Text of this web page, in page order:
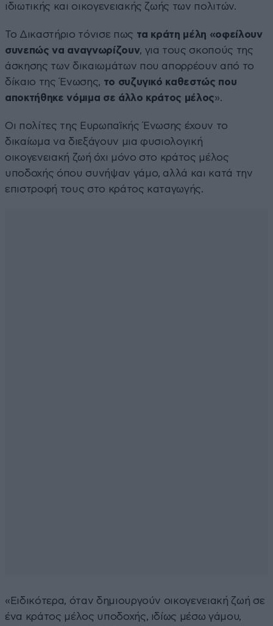
ιδιωτικής και οικογενειακής ζωής των πολιτών.
Το Δικαστήριο τόνισε πως τα κράτη μέλη «οφείλουν
συνεπώς να αναγνωρίζουν, για τους σκοπούς της
άσκησης των δικαιωμάτων που απορρέουν από το
δίκαιο της Ένωσης, το συζυγικό καθεστώς που
αποκτήθηκε νόμιμα σε άλλο κράτος μέλος».
Οι πολίτες της Ευρωπαϊκής Ένωσης έχουν το
δικαίωμα να διεξάγουν μια φυσιολογική
οικογενειακή ζωή όχι μόνο στο κράτος μέλος
υποδοχής όπου συνήψαν γάμο, αλλά και κατά την
επιστροφή τους στο κράτος καταγωγής.
«Ειδικότερα, όταν δημιουργούν οικογενειακή ζωή σε
ένα κράτος μέλος υποδοχής, ιδίως μέσω γάμου,